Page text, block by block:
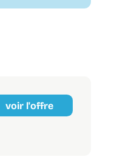
voir l'offre